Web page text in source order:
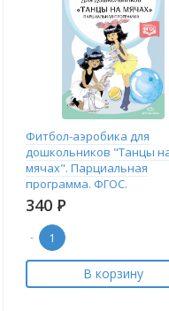
Фитбол-аэробика для
дошкольников "Танцы
мячах". Парциальная
программа. ФГОС.
340 Р
-
В корзину